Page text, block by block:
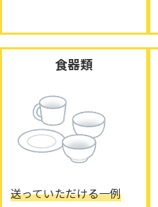
食器類
送っていただける一例